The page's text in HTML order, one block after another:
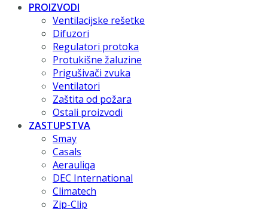
PROIZVODI
Ventilacijske rešetke
Difuzori
Regulatori protoka
Protukišne žaluzine
Prigušivači zvuka
Ventilatori
Zaštita od požara
Ostali proizvodi
ZASTUPSTVA
Smay
Casals
Aerauliqa
DEC International
Climatech
Zip-Clip